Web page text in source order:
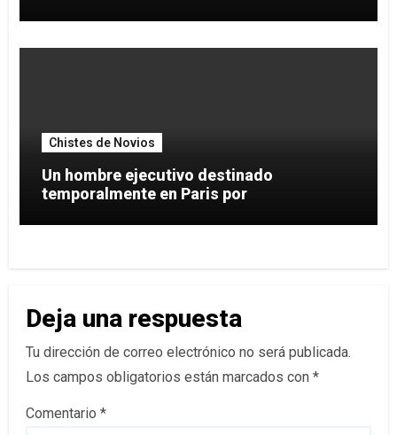
Chistes de Novios
Un hombre ejecutivo destinado
temporalmente en Paris por
Deja una respuesta
Tu dirección de correo electrónico no será publicada.
Los campos obligatorios están marcados con *
Comentario *